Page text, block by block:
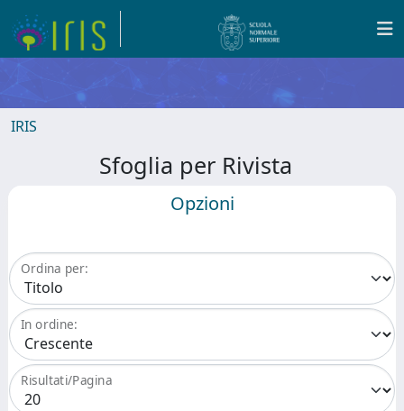
IRIS
Sfoglia per Rivista
Opzioni
Ordina per:
In ordine:
Risultati/Pagina